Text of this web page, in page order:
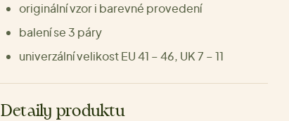
originální vzor i barevné provedení
balení se 3 páry
univerzální velikost EU 41 – 46, UK 7 – 11
Detaily produktu